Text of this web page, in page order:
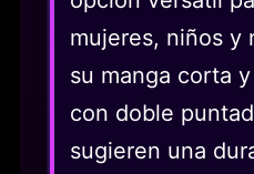
mujeres, niños y
su manga corta
con doble
sugieren una